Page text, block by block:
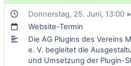
Donnerstag, 25. Juni, 13:00 »
Website-Termin
Die AG Plugins des Vereins
e. V. begleitet die
und Umsetzung der Plugin-